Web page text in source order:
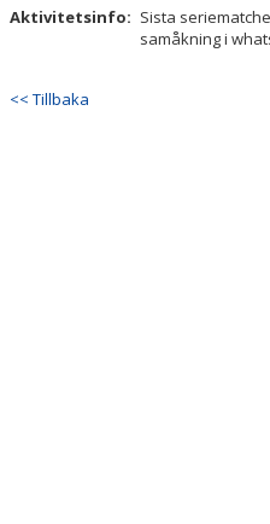
Aktivitetsinfo: Sista
samåkning i
<< Tillbaka